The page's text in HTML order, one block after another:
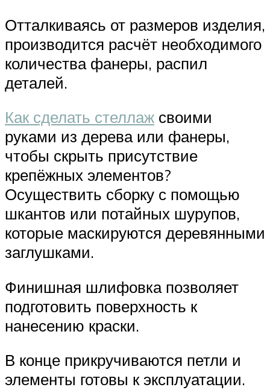
Отталкиваясь от размеров изделия,
производится расчёт необходимого
количества фанеры, распил
деталей.
Как сделать стеллаж своими
руками из дерева или фанеры,
чтобы скрыть присутствие
крепёжных элементов?
Осуществить сборку с помощью
шкантов или потайных шурупов,
которые маскируются деревянными
заглушками.
Финишная шлифовка позволяет
подготовить поверхность к
нанесению краски.
В конце прикручиваются петли и
элементы готовы к эксплуатации.